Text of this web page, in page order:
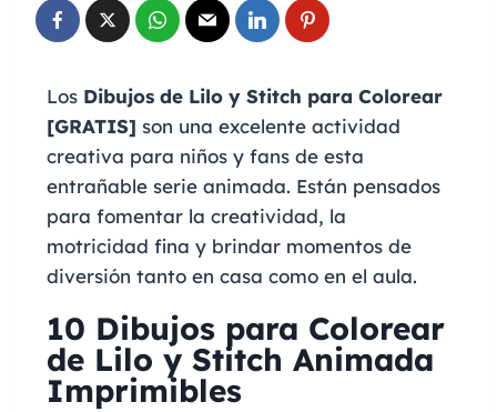
Los Dibujos de Lilo y Stitch para Colorear
[GRATIS] son una excelente actividad
creativa para niños y fans de esta
entrañable serie animada. Están pensados
para fomentar la creatividad, la
motricidad fina y brindar momentos de
diversión tanto en casa como en el aula.
10 Dibujos para Colorear
de Lilo y Stitch Animada
Imprimibles